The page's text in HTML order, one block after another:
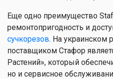
Еще одно преимущество
ремонтопригодность и
сучкорезов. На
поставщиком Стафор
Растений», который
но и сервисное